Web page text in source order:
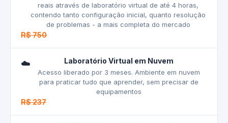
reais através de laboratório virtual de até 4 horas,
contendo tanto configuração inicial, quanto resolução
de problemas - a mais completa do mercado
R$ 750
☁️ Laboratório Virtual em Nuvem
Acesso liberado por 3 meses. Ambiente em nuvem
para praticar tudo que aprender, sem precisar de
equipamentos
R$ 237